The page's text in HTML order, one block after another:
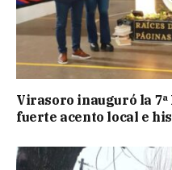
Virasoro inauguró la
fuerte acento local e